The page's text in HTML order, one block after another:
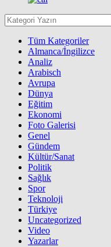
Tüm Kategoriler
Almanca/İngilizce
Analiz
Arabisch
Avrupa
Dünya
Eğitim
Ekonomi
Foto Galerisi
Genel
Gündem
Kültür/Sanat
Politik
Sağlık
Spor
Teknoloji
Türkiye
Uncategorized
Video
Yazarlar